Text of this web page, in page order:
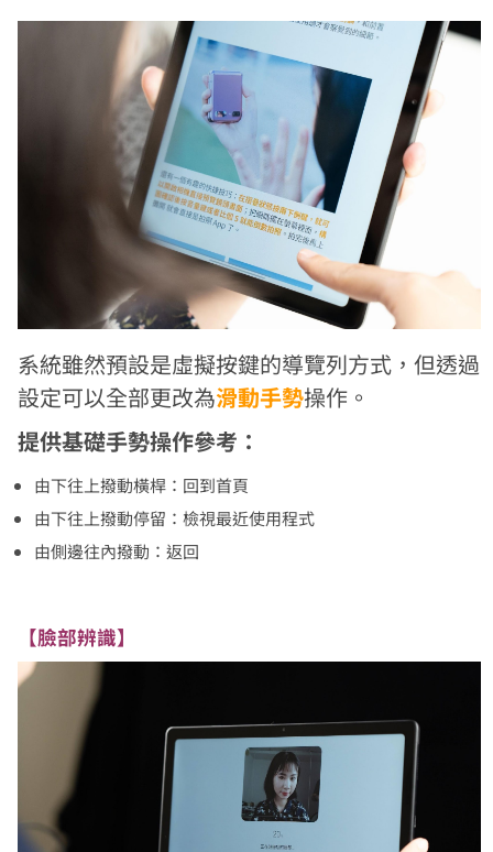
系統雖然預設是虛擬按鍵的導覽列方式，但透過
設定可以全部更改為滑動手勢操作。
提供基礎手勢操作參考：
由下往上撥動橫桿：回到首頁
由下往上撥動停留：檢視最近使用程式
由側邊往內撥動：返回
【臉部辨識】